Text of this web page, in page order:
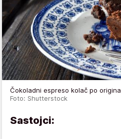
Čokoladni espreso kolač po
Foto: Shutterstock
Sastojci: